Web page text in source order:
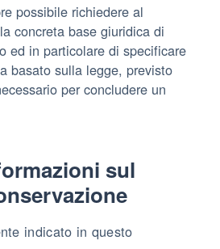
possibile richiedere al
concreta base giuridica di
ed in particolare di specificare
basato sulla legge, previsto
per concludere un
sul
indicato in questo